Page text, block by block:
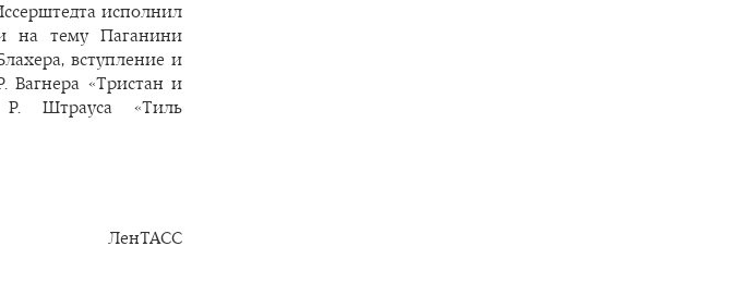
исполнил
на тему Паганини
вступление и
Вагнера «Тристан и
Штрауса «Тиль
ЛенТАСС